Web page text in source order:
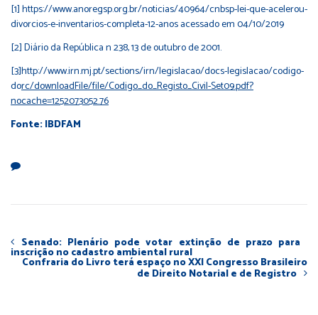
[1]https://www.anoregsp.org.br/noticias/40964/cnbsp-lei-que-acelerou-
divorcios-e-inventarios-completa-12-anosacessado em 04/10/2019
[2]Diário da República n 238, 13 de outubro de 2001.
[3]http://www.irn.mj.pt/sections/irn/legislacao/docs-legislacao/codigo-
dorc/downloadFile/file/Codigo_do_Registo_Civil-Set09.pdf?
nocache=1252073052.76
Fonte: IBDFAM
Senado: Plenário pode votar extinção de prazo para
inscrição no cadastro ambiental rural
Confraria do Livro terá espaço no XXI Congresso Brasileiro
de Direito Notarial e de Registro